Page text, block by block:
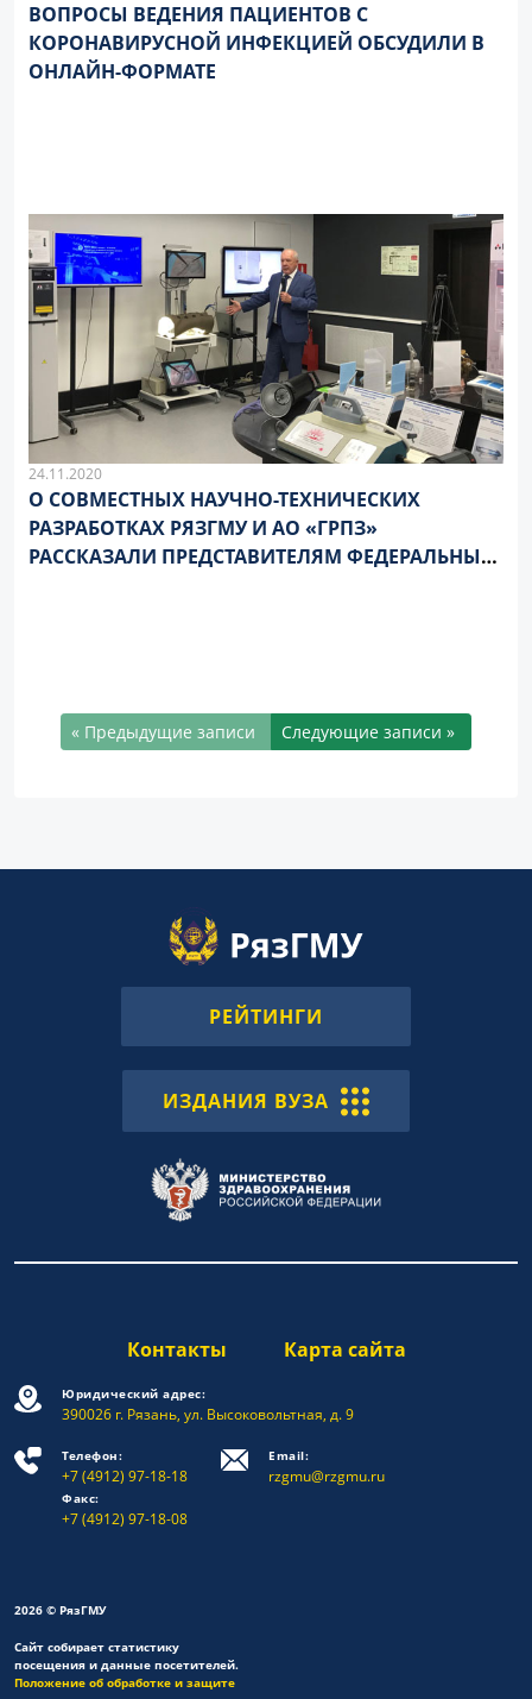
ВОПРОСЫ ВЕДЕНИЯ ПАЦИЕНТОВ С
КОРОНАВИРУСНОЙ ИНФЕКЦИЕЙ ОБСУДИЛИ В
ОНЛАЙН-ФОРМАТЕ
24.11.2020
О СОВМЕСТНЫХ НАУЧНО-ТЕХНИЧЕСКИХ
РАЗРАБОТКАХ РЯЗГМУ И АО «ГРПЗ»
РАССКАЗАЛИ ПРЕДСТАВИТЕЛЯМ ФЕДЕРАЛЬНЫХ
« Предыдущие записи Следующие записи »
РЕЙТИНГИ
ИЗДАНИЯ ВУЗА
Контакты Карта сайта
Юридический адрес:
390026 г. Рязань, ул. Высоковольтная, д. 9
Телефон:
+7 (4912) 97-18-18
Факс:
+7 (4912) 97-18-08
Email:
rzgmu@rzgmu.ru
2026 © РязГМУ
Сайт собирает статистику
посещения и данные посетителей.
Положение об обработке и защите